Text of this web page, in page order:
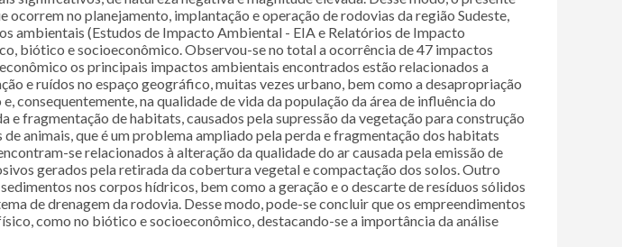
no planejamento, implantação e operação de rodovias da região Sudeste,
ambientais (Estudos de Impacto Ambiental - EIA e Relatórios de Impacto
biótico e socioeconômico. Observou-se no total a ocorrência de 47 impactos
os principais impactos ambientais encontrados estão relacionados a
e ruídos no espaço geográfico, muitas vezes urbano, bem como a desapropriação
consequentemente, na qualidade de vida da população da área de influência do
fragmentação de habitats, causados pela supressão da vegetação para construção
animais, que é um problema ampliado pela perda e fragmentação dos habitats
se relacionados à alteração da qualidade do ar causada pela emissão de
gerados pela retirada da cobertura vegetal e compactação dos solos. Outro
nos corpos hídricos, bem como a geração e o descarte de resíduos sólidos
de drenagem da rodovia. Desse modo, pode-se concluir que os empreendimentos
como no biótico e socioeconômico, destacando-se a importância da análise